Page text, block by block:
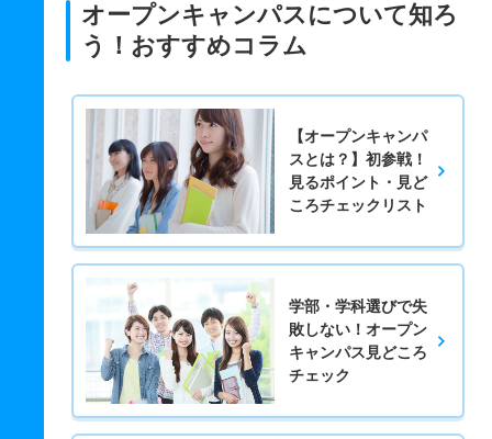
オープンキャンパスについて知ろ
う！おすすめコラム
【オープンキャンパ
スとは？】初参戦！
見るポイント・見ど
ころチェックリスト
学部・学科選びで失
敗しない！オープン
キャンパス見どころ
チェック